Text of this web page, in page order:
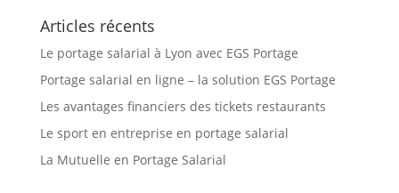
Articles récents
Le portage salarial à Lyon avec EGS Portage
Portage salarial en ligne – la solution EGS Portage
Les avantages financiers des tickets restaurants
Le sport en entreprise en portage salarial
La Mutuelle en Portage Salarial